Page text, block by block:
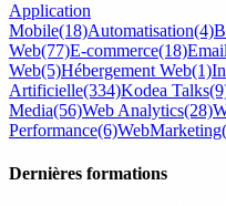
Application
Mobile(18)Automatisation(4)
Web(77)E-commerce(18)
Web(5)Hébergement Web(1)
Artificielle(334)Kodea Talks
Media(56)Web Analytics(28)
Performance(6)WebMarketing
Dernières formations